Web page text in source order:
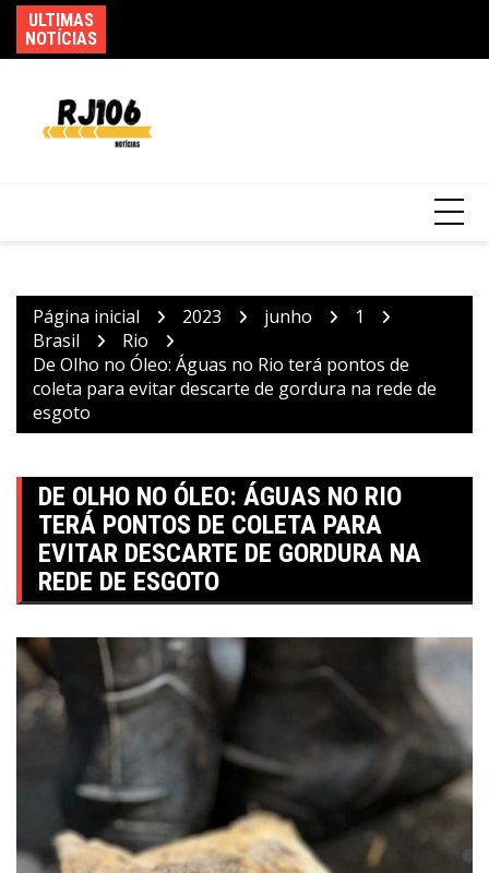
para
o
ULTIMAS
NOTÍCIAS
Página inicial 2023 junho
1
Brasil
Rio
De Olho no Óleo: Águas no Rio terá pontos de
coleta para evitar descarte de gordura na rede de
esgoto
DE OLHO NO ÓLEO: ÁGUAS NO RIO
TERÁ PONTOS DE COLETA PARA
EVITAR DESCARTE DE GORDURA NA
REDE DE ESGOTO